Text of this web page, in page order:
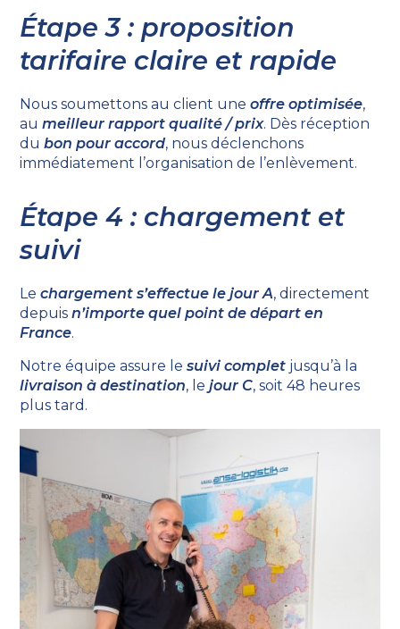
Étape 3 : proposition
tarifaire claire et rapide
Nous soumettons au client uneoffre optimisée,
aumeilleur rapport qualité / prix. Dès réception
dubon pour accord, nous déclenchons
immédiatement l’organisation de l’enlèvement.
Étape 4 : chargement et
suivi
Lechargement s’effectue le jour A, directement
depuisn’importe quel point de départ en
France.
Notre équipe assure lesuivi complet jusqu’à la
livraison à destination, lejour C, soit 48 heures
plus tard.